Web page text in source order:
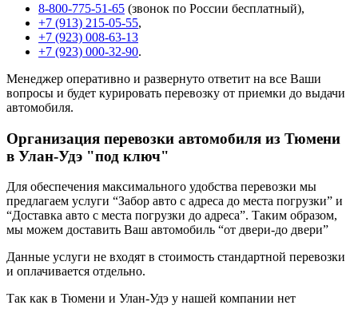
8-800-775-51-65 (звонок по России бесплатный),
+7 (913) 215-05-55,
+7 (923) 008-63-13
+7 (923) 000-32-90.
Менеджер оперативно и развернуто ответит на все Ваши
вопросы и будет курировать перевозку от приемки до выдачи
автомобиля.
Организация перевозки автомобиля из Тюмени
в Улан-Удэ "под ключ"
Для обеспечения максимального удобства перевозки мы
предлагаем услуги “Забор авто с адреса до места погрузки” и
“Доставка авто с места погрузки до адреса”. Таким образом,
мы можем доставить Ваш автомобиль “от двери-до двери”
Данные услуги не входят в стоимость стандартной перевозки
и оплачивается отдельно.
Так как в Тюмени и Улан-Удэ у нашей компании нет